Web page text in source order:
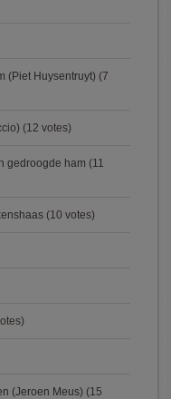
(Piet Huysentruyt) (7
(12 votes)
gedroogde ham (11
(10 votes)
(Jeroen Meus) (15